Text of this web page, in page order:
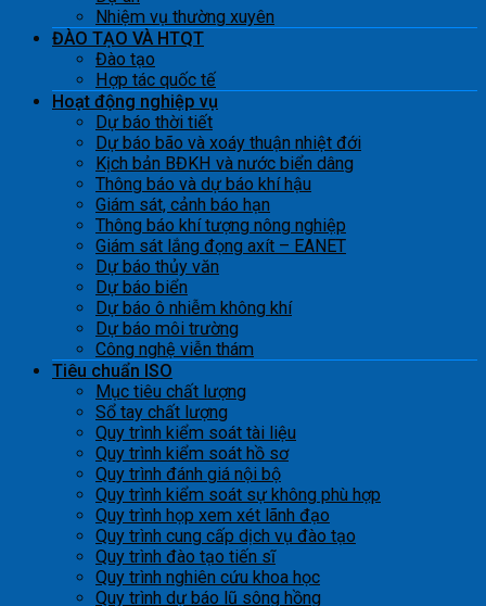
Nhiệm vụ thường xuyên
ĐÀO TẠO VÀ HTQT
Đào tạo
Hợp tác quốc tế
Hoạt động nghiệp vụ
Dự báo thời tiết
Dự báo bão và xoáy thuận nhiệt đới
Kịch bản BĐKH và nước biển dâng
Thông báo và dự báo khí hậu
Giám sát, cảnh báo hạn
Thông báo khí tượng nông nghiệp
Giám sát lắng đọng axít – EANET
Dự báo thủy văn
Dự báo biển
Dự báo ô nhiễm không khí
Dự báo môi trường
Công nghệ viễn thám
Tiêu chuẩn ISO
Mục tiêu chất lượng
Sổ tay chất lượng
Quy trình kiểm soát tài liệu
Quy trình kiểm soát hồ sơ
Quy trình đánh giá nội bộ
Quy trình kiểm soát sự không phù hợp
Quy trình họp xem xét lãnh đạo
Quy trình cung cấp dịch vụ đào tạo
Quy trình đào tạo tiến sĩ
Quy trình nghiên cứu khoa học
Quy trình dự báo lũ sông hồng